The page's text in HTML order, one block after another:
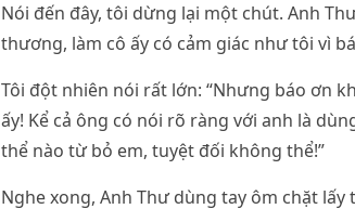
Nói đến đây, tôi dừng lại một chút. Anh
thương, làm cô ấy có cảm giác như tôi vì
Tôi đột nhiên nói rất lớn: “Nhưng báo ơn
ấy! Kể cả ông có nói rõ ràng với anh là
thể nào từ bỏ em, tuyệt đối không thể!”
Nghe xong, Anh Thư dùng tay ôm chặt lấy